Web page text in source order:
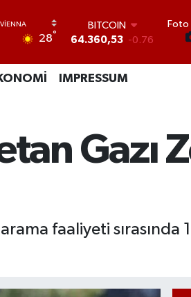
28°
DOLAR
47,7069
0.17
STERLİN
BİST100
13.887
64
Foto
IMPRESSUM
Gazı
faaliyeti sırasında